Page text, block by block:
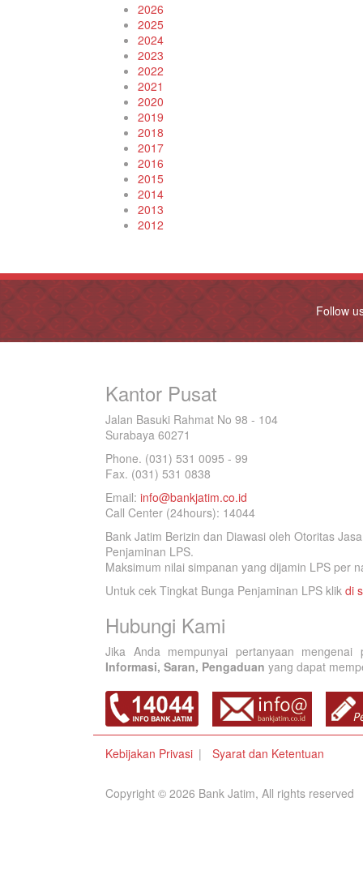
2026
2025
2024
2023
2022
2021
2020
2019
2018
2017
2016
2015
2014
2013
2012
Follow
Kantor Pusat
Jalan Basuki Rahmat No 98 - 104
Surabaya 60271
Phone. (031) 531 0095 - 99
Fax. (031) 531 0838
Email: info@bankjatim.co.id
Call Center (24hours): 14044
Bank Jatim Berizin dan Diawasi oleh Otoritas
Penjaminan LPS.
Maksimum nilai simpanan yang dijamin LPS per
Untuk cek Tingkat Bunga Penjaminan LPS klik di
Hubungi Kami
Jika Anda mempunyai pertanyaan
Informasi, Saran, Pengaduan yang dapat
Kebijakan Privasi Syarat dan Ketentuan
Copyright © 2026 Bank Jatim, All rights reserved